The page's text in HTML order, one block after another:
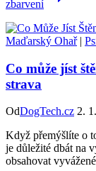
zbarvení
Maďarský Ohař|
Co může jíst
strava
OdDogTech.cz 2.
Když přemýšlíte o
je důležité dbát na
obsahovat